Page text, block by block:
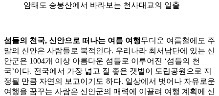
암태도 승봉산에서 바라보는 천사대교의 일출
섬들의 천국, 신안으로 떠나는 여름 여행무더운 여름철에도 주
말의 신안은 사람들로 북적인다. 우리나라 최서남단에 있는 신
안군은 1004개 이상 아름다운 섬들로 이루어진 ‘섬들의 천
국’이다. 전국에서 가장 넓고 질 좋은 갯벌이 도립공원으로 지
정될 만큼 자연의 보고이기도 하다. 일상에서 벗어나 자유로운
여행을 꿈꾸는 사람은 신안군의 매력에 이끌려 여행 계획에 신